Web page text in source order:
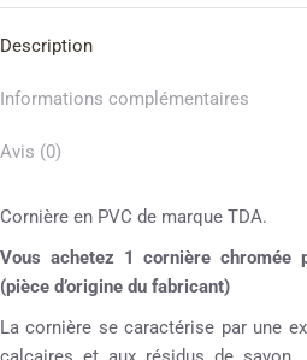
Description
Informations complémentaires
Avis (0)
Cornière en PVC de marque TDA.
Vous achetez 1 cornière chromée
(pièce d’origine du fabricant)
La cornière se caractérise par une